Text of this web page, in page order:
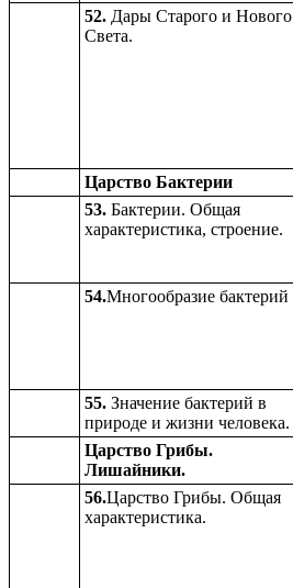
52. Дары Старого и Нового
Света.
Царство Бактерии
53. Бактерии. Общая
характеристика, строение.
54.Многообразие бактерий
55. Значение бактерий в
природе и жизни человека.
Царство Грибы.
Лишайники.
56.Царство Грибы. Общая
характеристика.